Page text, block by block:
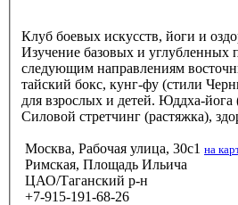
Клуб боевых искусств, йоги и
Изучение базовых и углубленных
следующим направлениям
тайский бокс, кунг-фу (стили
для взрослых и детей. Юддха-
Силовой стретчинг (растяжка),
Москва, Рабочая улица, 30с1 на
Римская, Площадь Ильича
ЦАО/Таганский р-н
+7-915-191-68-26